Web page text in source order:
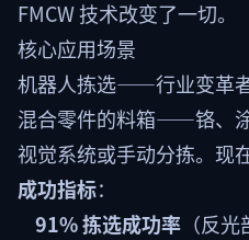
FMCW 技术改变了一切。
核心应用场景
机器人拣选——行业变革
混合零件的料箱——铬、
视觉系统或手动分拣。现
成功指标：
91% 拣选成功率 （反光